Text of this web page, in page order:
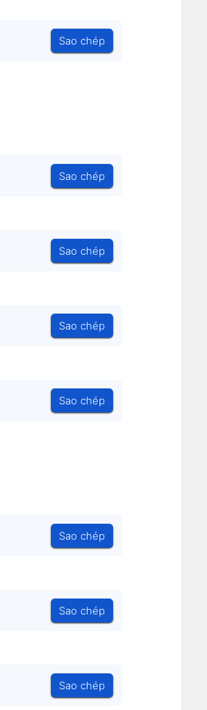
Sao chép
Sao chép
Sao chép
Sao chép
Sao chép
Sao chép
Sao chép
Sao chép